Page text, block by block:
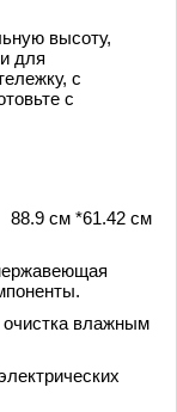
высоту,
для
с
с
см *61.42 см
влажным